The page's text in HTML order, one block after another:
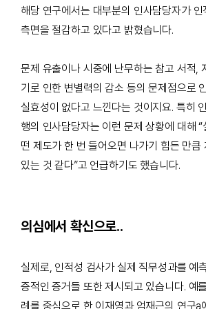
해당 연구에서는 대부분의 인사담당자가
측면을 절감하고 있다고 밝혔습니다.
문제 유출이나 시중에 난무하는 참고 서적,
기로 인한 변별력의 감소 등의 문제점으로
실효성이 없다고 느낀다는 것이지요. 특히
행의 인사담당자는 이런 문제 상황에 대해“
떤 제도가 한 번 들어오면 나가기 힘든 만큼
있는 것 같다”고 언급하기도 했습니다.
의심에서 확신으로..
실제로, 인적성 검사가 실제 직무성과를 예
증적인 증거들 또한 제시되고 있습니다. 예
례를 중심으로 한 이재영과 엄재근의 연구a